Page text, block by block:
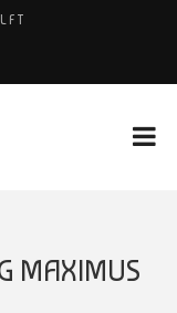
MAXIMUS